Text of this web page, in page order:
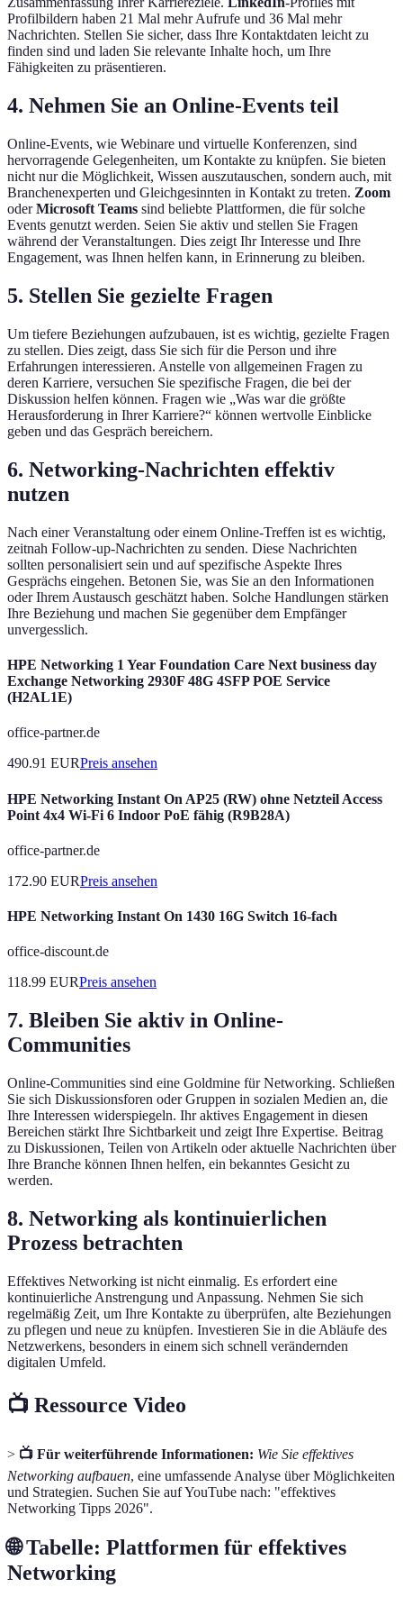
Profilbildern haben 21 Mal mehr Aufrufe und 36 Mal mehr
Nachrichten. Stellen Sie sicher, dass Ihre Kontaktdaten leicht zu
finden sind und laden Sie relevante Inhalte hoch, um Ihre
Fähigkeiten zu präsentieren.
4. Nehmen Sie an Online-Events teil
Online-Events, wie Webinare und virtuelle Konferenzen, sind
hervorragende Gelegenheiten, um Kontakte zu knüpfen. Sie bieten
nicht nur die Möglichkeit, Wissen auszutauschen, sondern auch, mit
Branchenexperten und Gleichgesinnten in Kontakt zu treten. Zoom
oderMicrosoft Teams sind beliebte Plattformen, die für solche
Events genutzt werden. Seien Sie aktiv und stellen Sie Fragen
während der Veranstaltungen. Dies zeigt Ihr Interesse und Ihre
Engagement, was Ihnen helfen kann, in Erinnerung zu bleiben.
5. Stellen Sie gezielte Fragen
Um tiefere Beziehungen aufzubauen, ist es wichtig, gezielte Fragen
zu stellen. Dies zeigt, dass Sie sich für die Person und ihre
Erfahrungen interessieren. Anstelle von allgemeinen Fragen zu
deren Karriere, versuchen Sie spezifische Fragen, die bei der
Diskussion helfen können. Fragen wie „Was war die größte
Herausforderung in Ihrer Karriere?“ können wertvolle Einblicke
geben und das Gespräch bereichern.
6. Networking-Nachrichten effektiv
nutzen
Nach einer Veranstaltung oder einem Online-Treffen ist es wichtig,
zeitnah Follow-up-Nachrichten zu senden. Diese Nachrichten
sollten personalisiert sein und auf spezifische Aspekte Ihres
Gesprächs eingehen. Betonen Sie, was Sie an den Informationen
oder Ihrem Austausch geschätzt haben. Solche Handlungen stärken
Ihre Beziehung und machen Sie gegenüber dem Empfänger
unvergesslich.
HPE Networking 1 Year Foundation Care Next business day
Exchange Networking 2930F 48G 4SFP POE Service
(H2AL1E)
office-partner.de
490.91 EURPreis ansehen
HPE Networking Instant On AP25 (RW) ohne Netzteil Access
Point 4x4 Wi-Fi 6 Indoor PoE fähig (R9B28A)
office-partner.de
172.90 EURPreis ansehen
HPE Networking Instant On 1430 16G Switch 16-fach
office-discount.de
118.99 EURPreis ansehen
7. Bleiben Sie aktiv in Online-
Communities
Online-Communities sind eine Goldmine für Networking. Schließen
Sie sich Diskussionsforen oder Gruppen in sozialen Medien an, die
Ihre Interessen widerspiegeln. Ihr aktives Engagement in diesen
Bereichen stärkt Ihre Sichtbarkeit und zeigt Ihre Expertise. Beitrag
zu Diskussionen, Teilen von Artikeln oder aktuelle Nachrichten über
Ihre Branche können Ihnen helfen, ein bekanntes Gesicht zu
werden.
8. Networking als kontinuierlichen
Prozess betrachten
Effektives Networking ist nicht einmalig. Es erfordert eine
kontinuierliche Anstrengung und Anpassung. Nehmen Sie sich
regelmäßig Zeit, um Ihre Kontakte zu überprüfen, alte Beziehungen
zu pflegen und neue zu knüpfen. Investieren Sie in die Abläufe des
Netzwerkens, besonders in einem sich schnell verändernden
digitalen Umfeld.
📺 Ressource Video
> 📺 Für weiterführende Informationen: Wie Sie effektives
Networking aufbauen, eine umfassende Analyse über Möglichkeiten
und Strategien. Suchen Sie auf YouTube nach: "effektives
Networking Tipps 2026".
🌐 Tabelle: Plattformen für effektives
Networking